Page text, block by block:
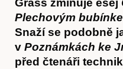
Plechovým
Snaží se podobně
v Poznámkách ke
před čtenáři